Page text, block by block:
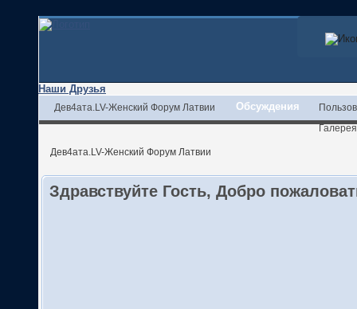
Наши Друзья
Дев4ата.LV-Женский Форум Латвии Обсуждения
Галерея
Дев4ата.LV-Женский Форум Латвии
Здравствуйте Гость, Добро